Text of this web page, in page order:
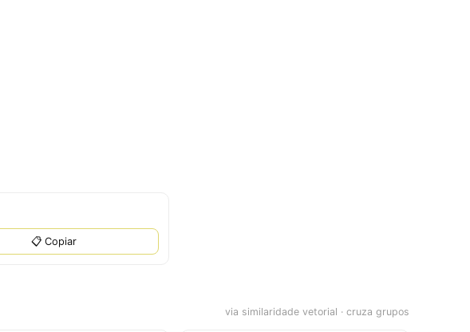
📋 Copiar
via similaridade vetorial · cruza grupos